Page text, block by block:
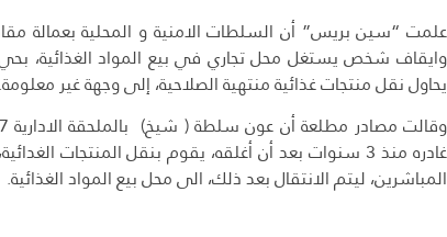
علمت “سين بريس” أن السلطات الامنية و المحلية بعمالة
وايقاف شخص يستغل محل تجاري في بيع المواد الغذائية،
يحاول نقل منتجات غذائية منتهية الصلاحية، إلى وجهة غير معلومة.
غادره منذ 3 سنوات بعد أن أغلقه، يقوم بنقل
المباشرين، ليتم الانتقال بعد ذلك، الى محل بيع المواد الغذائية.